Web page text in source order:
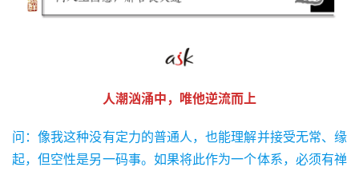
人潮汹涌中，唯他逆流而上
问：像我这种没有定力的普通人，也能理解并接受无常、缘
起，但空性是另一码事。如果将此作为一个体系，必须有禅